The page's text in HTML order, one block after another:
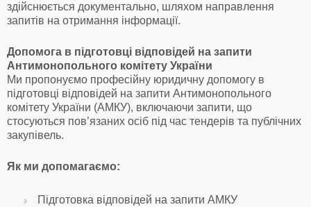
здійснюється документально, шляхом направлення
запитів на отримання інформації.
Допомога в підготовці відповідей на запити
Антимонопольного комітету України
Ми пропонуємо професійну юридичну допомогу в
підготовці відповідей на запити Антимонопольного
комітету України (АМКУ), включаючи запити, що
стосуються пов’язаних осіб під час тендерів та публічних
закупівель.
Як ми допомагаємо:
Підготовка відповідей на запити АМКУ